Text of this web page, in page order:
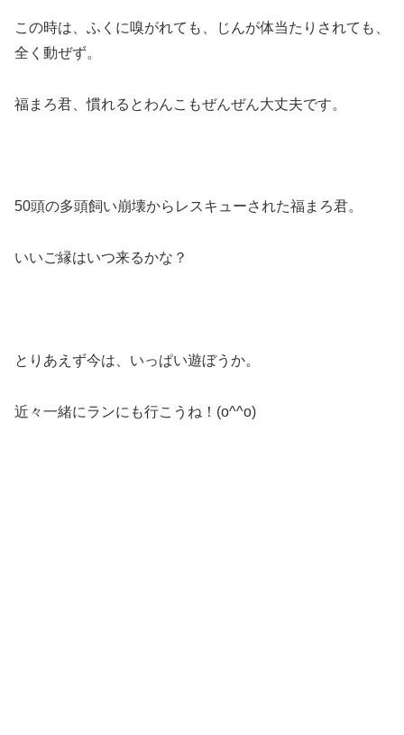
この時は、ふくに嗅がれても、じんが体当たりされても、
全く動ぜず。
福まろ君、慣れるとわんこもぜんぜん大丈夫です。
50頭の多頭飼い崩壊からレスキューされた福まろ君。
いいご縁はいつ来るかな？
とりあえず今は、いっぱい遊ぼうか。
近々一緒にランにも行こうね！(o^^o)